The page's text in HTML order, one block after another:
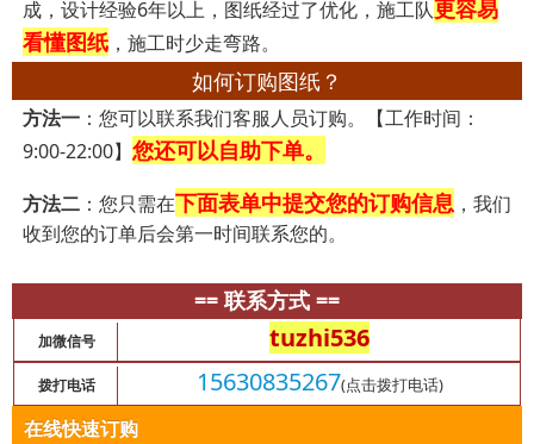
成，设计经验6年以上，图纸经过了优化，施工队更容易
看懂图纸，施工时少走弯路。
如何订购图纸？
方法一：您可以联系我们客服人员订购。【工作时间：
9:00-22:00】 您还可以自助下单。
方法二：您只需在下面表单中提交您的订购信息，我们
收到您的订单后会第一时间联系您的。
== 联系方式 ==
加微信号 tuzhi536
拨打电话 15630835267(点击拨打电话)